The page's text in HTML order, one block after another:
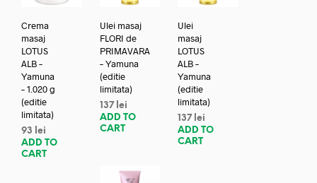
Crema
masaj
LOTUS
ALB –
Yamuna
– 1.020 g
(editie
limitata)
93
lei
ADD TO
CART
Ulei masaj
FLORI de
PRIMAVARA
– Yamuna
(editie
limitata)
137 lei
ADD TO
CART
Ulei
masaj
LOTUS
ALB –
Yamuna
(editie
limitata)
137 lei
ADD TO
CART